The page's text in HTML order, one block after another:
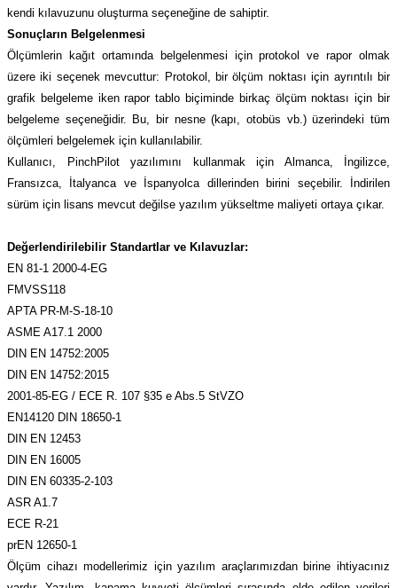
kendi kılavuzunu oluşturma seçeneğine de sahiptir.
Sonuçların Belgelenmesi
Ölçümlerin kağıt ortamında belgelenmesi için protokol ve rapor olmak
üzere iki seçenek mevcuttur: Protokol, bir ölçüm noktası için ayrıntılı bir
grafik belgeleme iken rapor tablo biçiminde birkaç ölçüm noktası için bir
belgeleme seçeneğidir. Bu, bir nesne (kapı, otobüs vb.) üzerindeki tüm
ölçümleri belgelemek için kullanılabilir.
Kullanıcı, PinchPilot yazılımını kullanmak için Almanca, İngilizce,
Fransızca, İtalyanca ve İspanyolca dillerinden birini seçebilir. İndirilen
sürüm için lisans mevcut değilse yazılım yükseltme maliyeti ortaya çıkar.
Değerlendirilebilir Standartlar ve Kılavuzlar:
EN 81-1 2000-4-EG
FMVSS118
APTA PR-M-S-18-10
ASME A17.1 2000
DIN EN 14752:2005
DIN EN 14752:2015
2001-85-EG / ECE R. 107 §35 e Abs.5 StVZO
EN14120 DIN 18650-1
DIN EN 12453
DIN EN 16005
DIN EN 60335-2-103
ASR A1.7
ECE R-21
prEN 12650-1
Ölçüm cihazı modellerimiz için yazılım araçlarımızdan birine ihtiyacınız